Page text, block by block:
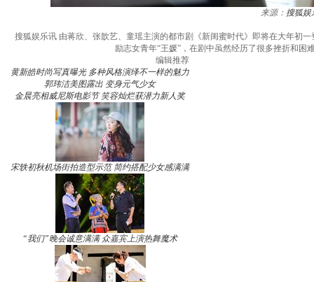
来源： 搜狐娱
搜狐娱乐讯 由蒋欣、张歆艺、童瑶主演的都市剧《新闺蜜时代》即将在大年初
励志女青年“王媛”，在剧中虽然经历了很多挫折和困
编辑推荐
黄新皓时尚写真曝光 多种风格演绎不一样的魅力
郭玮洁美图露出 变身元气少女
金晨亮相威尼斯电影节 笑容灿烂获潜力新人奖
宋轶初秋机场街拍造型示范 简约搭配少女感满满
“我们”晚会诚意满满 众嘉宾上演热舞魔术